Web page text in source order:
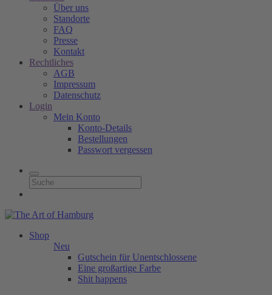
Über uns
Standorte
FAQ
Presse
Kontakt
Rechtliches
AGB
Impressum
Datenschutz
Login
Mein Konto
Konto-Details
Bestellungen
Passwort vergessen
Shop
Neu
Gutschein für Unentschlossene
Eine großartige Farbe
Shit happens